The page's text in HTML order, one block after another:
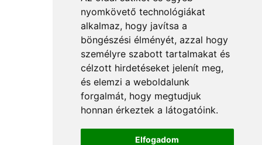
nyomkövető technológiákat
alkalmaz, hogy javítsa a
böngészési élményét, azzal hogy
személyre szabott tartalmakat és
célzott hirdetéseket jelenít meg,
és elemzi a weboldalunk
forgalmát, hogy megtudjuk
honnan érkeztek a látogatóink.
Elfogadom
Rólunk
Általános információ
Kapcsolat
Partnereink
Virágüzletek
Á.SZ.F.